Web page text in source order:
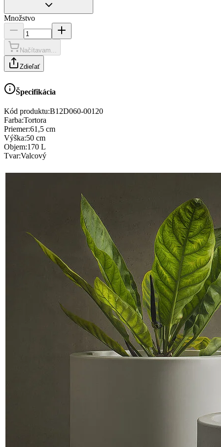
Množstvo
Načítavam...
Zdieľať
Špecifikácia
Kód produktu:B12D060-00120
Farba:Tortora
Priemer:61,5 cm
Výška:50 cm
Objem:170 L
Tvar:Valcový